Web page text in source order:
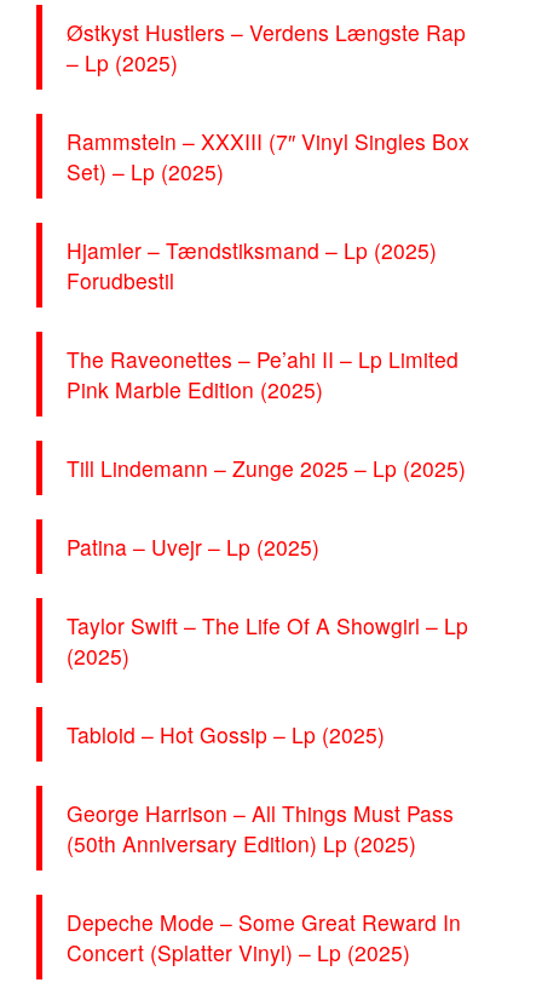
Østkyst Hustlers – Verdens Længste Rap
– Lp (2025)
Rammstein – XXXIII (7″ Vinyl Singles Box
Set) – Lp (2025)
Hjamler – Tændstiksmand – Lp (2025)
Forudbestil
The Raveonettes – Pe’ahi II – Lp Limited
Pink Marble Edition (2025)
Till Lindemann – Zunge 2025 – Lp (2025)
Patina – Uvejr – Lp (2025)
Taylor Swift – The Life Of A Showgirl – Lp
(2025)
Tabloid – Hot Gossip – Lp (2025)
George Harrison – All Things Must Pass
(50th Anniversary Edition) Lp (2025)
Depeche Mode – Some Great Reward In
Concert (Splatter Vinyl) – Lp (2025)